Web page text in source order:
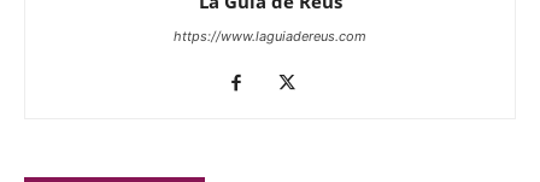
https://www.laguiadereus.com